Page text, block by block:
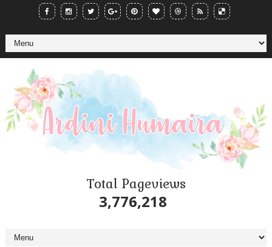
Total Pageviews
3,776,218